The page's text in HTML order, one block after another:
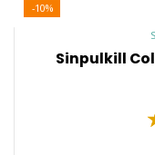
-10%
Sinpulkill